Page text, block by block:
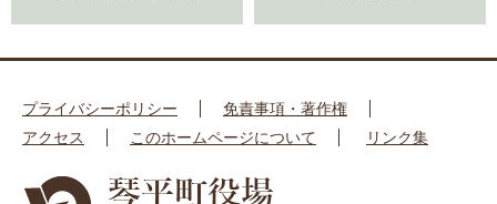
プライバシーポリシー
免責事項・著作権
アクセス
このホームページについて リンク集